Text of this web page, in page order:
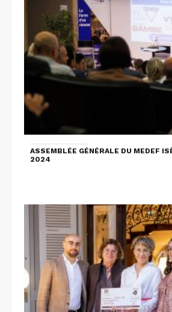
ASSEMBLÉE GÉNÉRALE DU MEDEF
2024